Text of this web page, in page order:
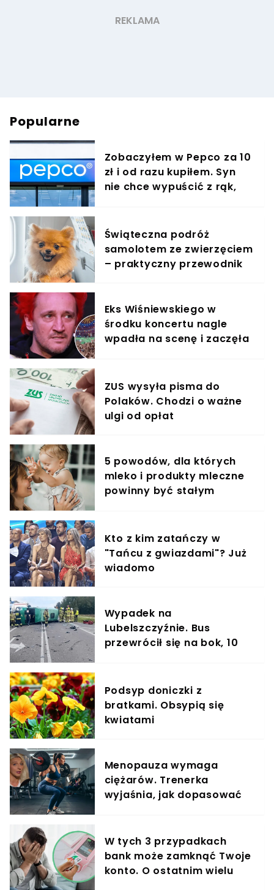
Popularne
Zobaczyłem w Pepco za 10
zł i od razu kupiłem. Syn
nie chce wypuścić z rąk,
Świąteczna podróż
samolotem ze zwierzęciem
– praktyczny przewodnik
Eks Wiśniewskiego w
środku koncertu nagle
wpadła na scenę i zaczęła
ZUS wysyła pisma do
Polaków. Chodzi o ważne
ulgi od opłat
5 powodów, dla których
mleko i produkty mleczne
powinny być stałym
Kto z kim zatańczy w
"Tańcu z gwiazdami"? Już
wiadomo
Wypadek na
Lubelszczyźnie. Bus
przewrócił się na bok, 10
Podsyp doniczki z
bratkami. Obsypią się
kwiatami
Menopauza wymaga
ciężarów. Trenerka
wyjaśnia, jak dopasować
W tych 3 przypadkach
bank może zamknąć Twoje
konto. O ostatnim wielu